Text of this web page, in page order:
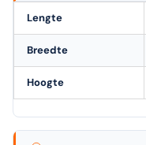
Lengte
Breedte
Hoogte